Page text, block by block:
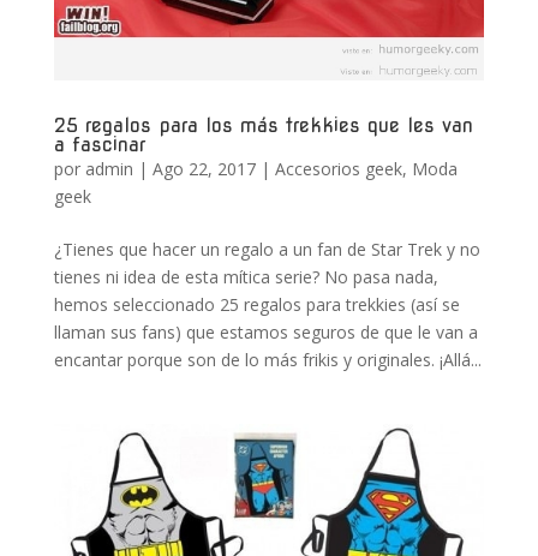
25 regalos para los más trekkies que les van
a fascinar
por admin | Ago 22, 2017| Accesorios geek, Moda
geek
¿Tienes que hacer un regalo a un fan de Star Trek y no
tienes ni idea de esta mítica serie? No pasa nada,
hemos seleccionado 25 regalos para trekkies (así se
llaman sus fans) que estamos seguros de que le van a
encantar porque son de lo más frikis y originales. ¡Allá...